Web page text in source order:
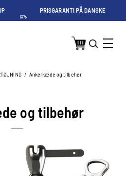
PRISGARANTI PÅ DANSKE
/ Ankerkæde og tilbehør
og tilbehør